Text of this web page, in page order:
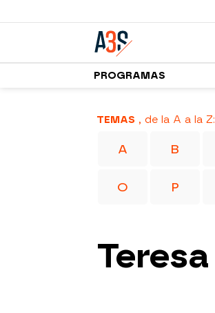
PROGRAMAS
TEMAS , de la A a la Z:
A B
O P
Teresa